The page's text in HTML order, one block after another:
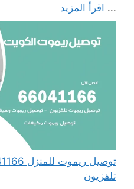
... اقرأ المزيد
تلفزيون